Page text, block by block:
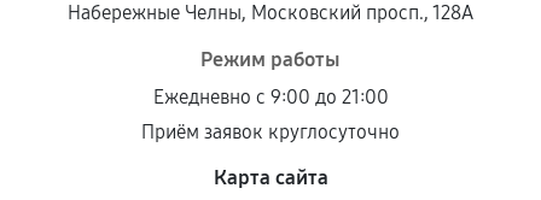
Набережные Челны, Московский просп., 128А
Режим работы
Ежедневно с 9:00 до 21:00
Приём заявок круглосуточно
Карта сайта